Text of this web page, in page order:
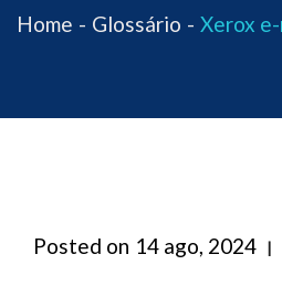
Home Glossário Xerox
Posted on 14 ago, 2024